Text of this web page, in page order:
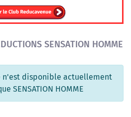
SENSATION HOMME
n'est disponible actuellement
SENSATION HOMME